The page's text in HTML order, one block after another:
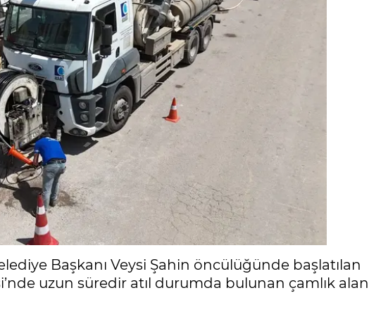
Başkanı Veysi Şahin öncülüğünde başlatılan
uzun süredir atıl durumda bulunan çamlık alan